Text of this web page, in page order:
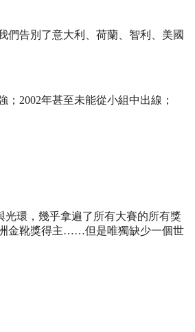
們告別了意大利、荷蘭、智利、美國
2002年甚至未能從小組中出線；
光環，幾乎拿遍了所有大賽的所有獎
洲金靴獎得主……但是唯獨缺少一個世